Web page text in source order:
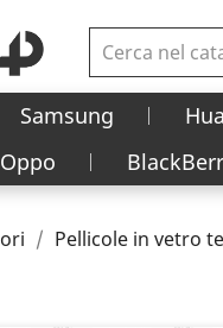
Samsung
Oppo
Pellicole in vetro